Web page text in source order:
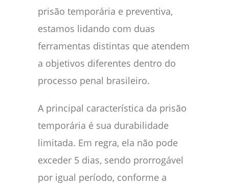
prisão temporária e preventiva,
estamos lidando com duas
ferramentas distintas que atendem
a objetivos diferentes dentro do
processo penal brasileiro.
A principal característica da prisão
temporária é sua durabilidade
limitada. Em regra, ela não pode
exceder 5 dias, sendo prorrogável
por igual período, conforme a